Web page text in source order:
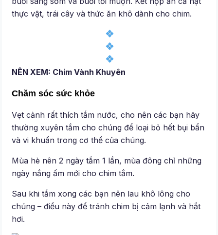
thực vật, trái cây và thức ăn khô dành cho chim.
NÊN XEM: Chim Vành Khuyên
Chăm sóc sức khỏe
Vẹt cảnh rất thích tắm nước, cho nên các bạn hãy
thường xuyên tắm cho chúng để loại bỏ hết bụi bẩn
và vi khuẩn trong cơ thể của chúng.
Mùa hè nên 2 ngày tắm 1 lần, mùa đông chỉ những
ngày nắng ấm mới cho chim tắm.
Sau khi tắm xong các bạn nên lau khô lông cho
chúng – điều này để tránh chim bị cảm lạnh và hắt
hơi.